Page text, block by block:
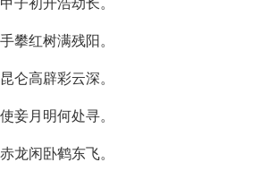
攀红树满残阳。
仑高辟彩云深。
妾月明何处寻。
龙闲卧鹤东飞。